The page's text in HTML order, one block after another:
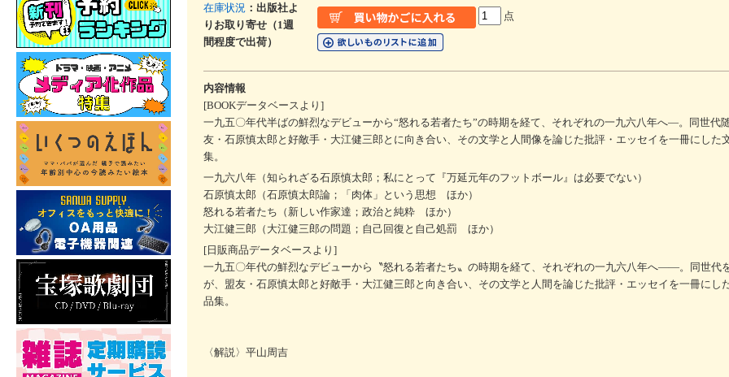
在庫状況 ：出版社よ
りお取り寄せ（1週
間程度で出荷）
点
内容情報
[BOOKデータベースより]
一九五〇年代半ばの鮮烈なデビューから“怒れる若者たち”の時期を経て、それぞれの一九六八年へ―。同世代
友・石原慎太郎と好敵手・大江健三郎とに向き合い、その文学と人間像を論じた批評・エッセイを一冊にした
集。
一九六八年（知られざる石原慎太郎；私にとって『万延元年のフットボール』は必要でない）
石原慎太郎（石原慎太郎論；「肉体」という思想 ほか）
怒れる若者たち（新しい作家達；政治と純粋 ほか）
大江健三郎（大江健三郎の問題；自己回復と自己処罰 ほか）
[日販商品データベースより]
一九五〇年代の鮮烈なデビューから〝怒れる若者たち〟の時期を経て、それぞれの一九六八年へ――。同世代
が、盟友・石原慎太郎と好敵手・大江健三郎と向き合い、その文学と人間を論じた批評・エッセイを一冊にし
品集。
〈解説〉平山周吉